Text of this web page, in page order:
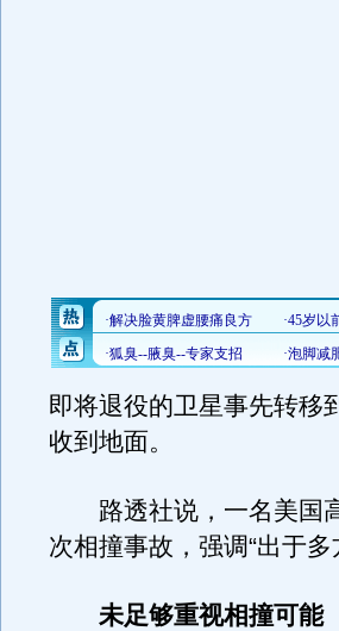
即将退役的卫星事先转移
收到地面。
路透社说，一名美国
次相撞事故，强调“出于多
未足够重视相撞可能